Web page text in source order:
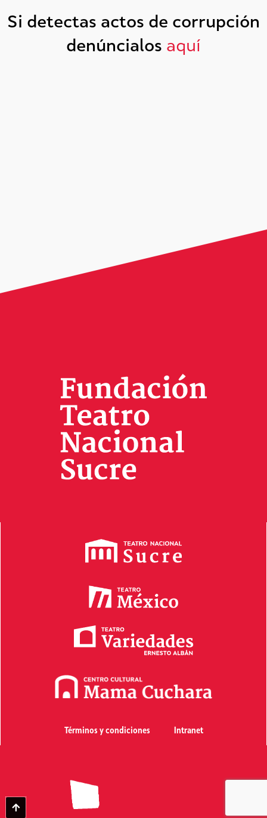
Si detectas actos de corrupción
denúncialos aquí
Términos y condiciones Intranet